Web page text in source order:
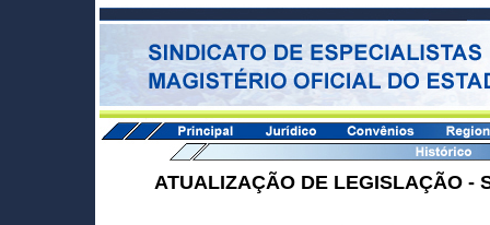
ATUALIZAÇÃO DE LEGISLAÇÃO -